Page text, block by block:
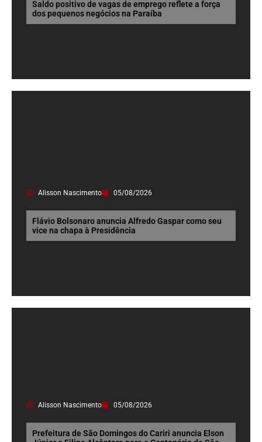
Saldo positivo de vagas de emprego reflete a força
dos pequenos negócios na Paraíba
Alisson Nascimento 05/08/2026
Flávio Bolsonaro anuncia Alfredo Gaspar como seu
vice na chapa à Presidência
Alisson Nascimento 05/08/2026
Prefeitura de São Domingos do Cariri anuncia Elson